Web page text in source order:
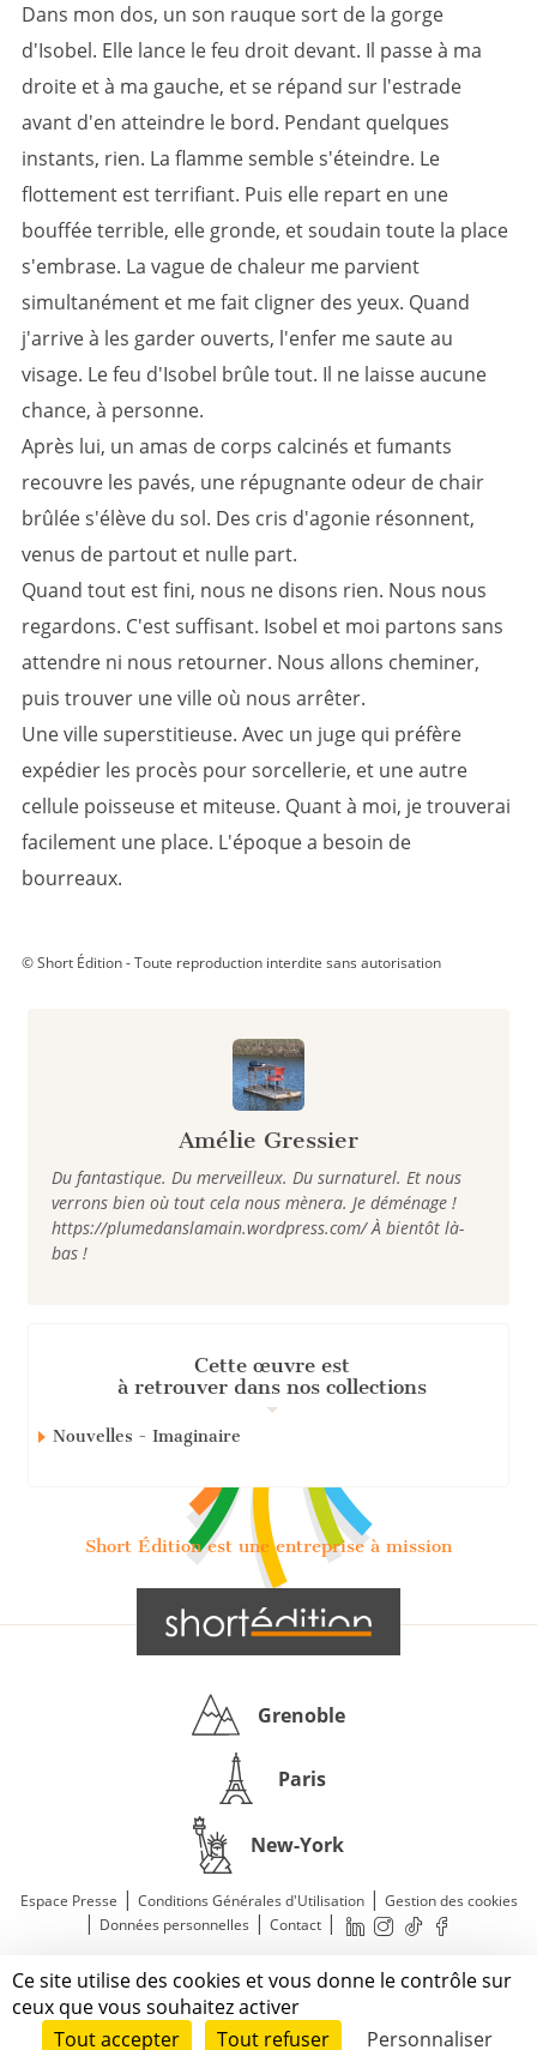
Ce site utilise des cookies et vous donne le contrôle sur
ceux que vous souhaitez activer
Tout accepter
Tout refuser Personnaliser
Amélie Gressier
Du fantastique. Du merveilleux. Du surnaturel. Et nous
verrons bien où tout cela nous mènera. Je déménage !
https://plumedanslamain.wordpress.com/ À bientôt là-
bas !
Cette œuvre est
à retrouver dans nos collections
Nouvelles - Imaginaire
Dans mon dos, un son rauque sort de la gorge
d'Isobel. Elle lance le feu droit devant. Il passe à ma
droite et à ma gauche, et se répand sur l'estrade
avant d'en atteindre le bord. Pendant quelques
instants, rien. La flamme semble s'éteindre. Le
flottement est terrifiant. Puis elle repart en une
bouffée terrible, elle gronde, et soudain toute la place
s'embrase. La vague de chaleur me parvient
simultanément et me fait cligner des yeux. Quand
j'arrive à les garder ouverts, l'enfer me saute au
visage. Le feu d'Isobel brûle tout. Il ne laisse aucune
chance, à personne.
Après lui, un amas de corps calcinés et fumants
recouvre les pavés, une répugnante odeur de chair
brûlée s'élève du sol. Des cris d'agonie résonnent,
venus de partout et nulle part.
Quand tout est fini, nous ne disons rien. Nous nous
regardons. C'est suffisant. Isobel et moi partons sans
attendre ni nous retourner. Nous allons cheminer,
puis trouver une ville où nous arrêter.
Une ville superstitieuse. Avec un juge qui préfère
expédier les procès pour sorcellerie, et une autre
cellule poisseuse et miteuse. Quant à moi, je trouverai
facilement une place. L'époque a besoin de
bourreaux.
© Short Édition - Toute reproduction interdite sans autorisation
Short Édition est une entreprise à mission
Grenoble
Paris
New-York
Espace Presse | Conditions Générales d'Utilisation| Gestion des cookies
| Données personnelles | Contact|
Mentions légales